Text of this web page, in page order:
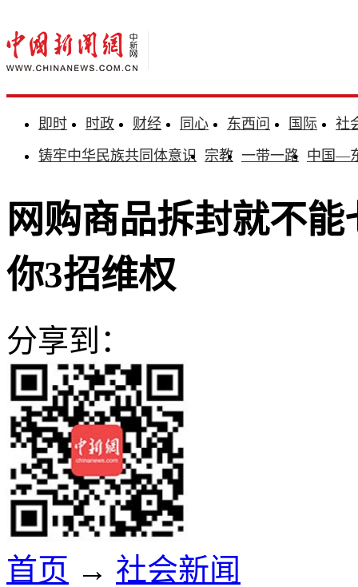
即时 时政 财经 同心 东西问 国际
社
铸牢中华民族共同体意识 宗教 一带一路 中国—
网购商品拆封就不
你3招维权
分享到：
首页 → 社会新闻